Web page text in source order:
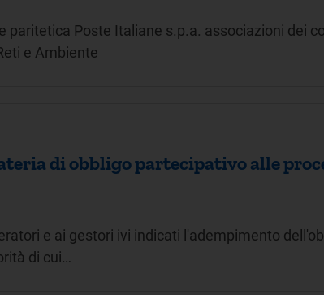
paritetica Poste Italiane s.p.a. associazioni dei
e Ambiente
di obbligo partecipativo alle
e ai gestori ivi indicati l'adempimento
di cui…